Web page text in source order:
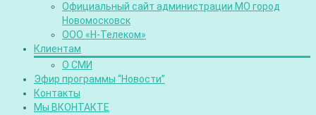
Официальный сайт администрации МО город
Новомосковск
ООО «Н-Телеком»
Клиентам
О СМИ
Эфир программы “Новости”
Контакты
Мы ВКОНТАКТЕ